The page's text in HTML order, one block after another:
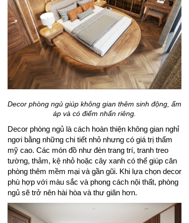
Decor phòng ngủ giúp không gian thêm sinh động, ấm
áp và có điểm nhấn riêng.
Decor phòng ngủ là cách hoàn thiện không gian nghỉ
ngơi bằng những chi tiết nhỏ nhưng có giá trị thẩm
mỹ cao. Các món đồ như đèn trang trí, tranh treo
tường, thảm, kệ nhỏ hoặc cây xanh có thể giúp căn
phòng thêm mềm mại và gần gũi. Khi lựa chọn decor
phù hợp với màu sắc và phong cách nội thất, phòng
ngủ sẽ trở nên hài hòa và thư giãn hơn.